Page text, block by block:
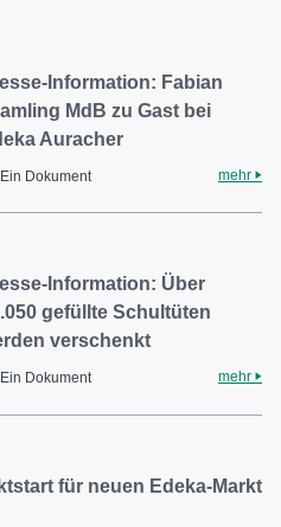
Information: Fabian
MdB zu Gast bei
Auracher
Ein Dokument mehr
Information: Über
gefüllte Schultüten
verschenkt
Ein Dokument mehr
für neuen Edeka-Markt